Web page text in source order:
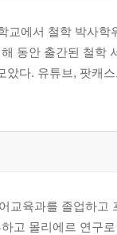
교에서 철학 박사
동안 출간된 철학
았다. 유튜브, 팟캐
교육과를 졸업하
고 몰리에르 연구